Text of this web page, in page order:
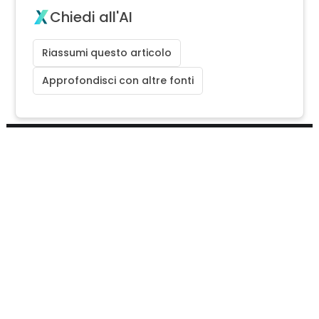
Chiedi all'AI
Riassumi questo articolo
Approfondisci con altre fonti